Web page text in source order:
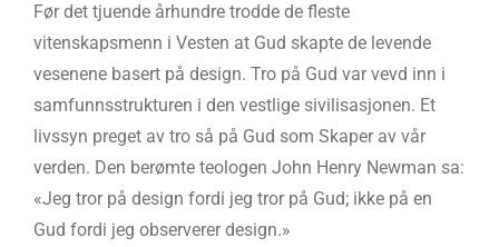
Før det tjuende århundre trodde de fleste
vitenskapsmenn i Vesten at Gud skapte de levende
vesenene basert på design. Tro på Gud var vevd inn i
samfunnsstrukturen i den vestlige sivilisasjonen. Et
livssyn preget av tro så på Gud som Skaper av vår
verden. Den berømte teologen John Henry Newman sa:
«Jeg tror på design fordi jeg tror på Gud; ikke på en
Gud fordi jeg observerer design.»